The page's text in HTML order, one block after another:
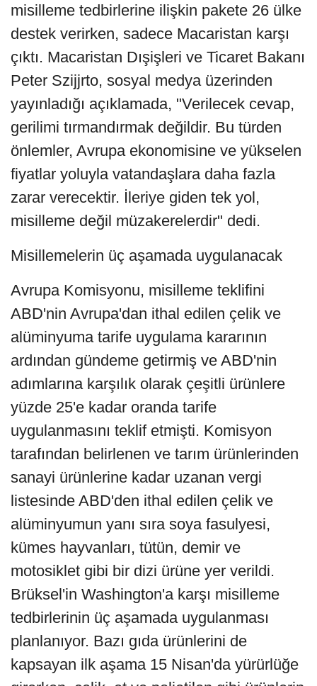
misilleme tedbirlerine ilişkin pakete 26 ülke
destek verirken, sadece Macaristan karşı
çıktı. Macaristan Dışişleri ve Ticaret Bakanı
Peter Szijjrto, sosyal medya üzerinden
yayınladığı açıklamada, "Verilecek cevap,
gerilimi tırmandırmak değildir. Bu türden
önlemler, Avrupa ekonomisine ve yükselen
fiyatlar yoluyla vatandaşlara daha fazla
zarar verecektir. İleriye giden tek yol,
misilleme değil müzakerelerdir" dedi.
Misillemelerin üç aşamada uygulanacak
Avrupa Komisyonu, misilleme teklifini
ABD'nin Avrupa'dan ithal edilen çelik ve
alüminyuma tarife uygulama kararının
ardından gündeme getirmiş ve ABD'nin
adımlarına karşılık olarak çeşitli ürünlere
yüzde 25'e kadar oranda tarife
uygulanmasını teklif etmişti. Komisyon
tarafından belirlenen ve tarım ürünlerinden
sanayi ürünlerine kadar uzanan vergi
listesinde ABD'den ithal edilen çelik ve
alüminyumun yanı sıra soya fasulyesi,
kümes hayvanları, tütün, demir ve
motosiklet gibi bir dizi ürüne yer verildi.
Brüksel'in Washington'a karşı misilleme
tedbirlerinin üç aşamada uygulanması
planlanıyor. Bazı gıda ürünlerini de
kapsayan ilk aşama 15 Nisan'da yürürlüğe